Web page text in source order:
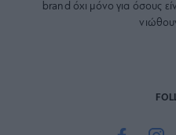
brand όχι μόνο για όσους